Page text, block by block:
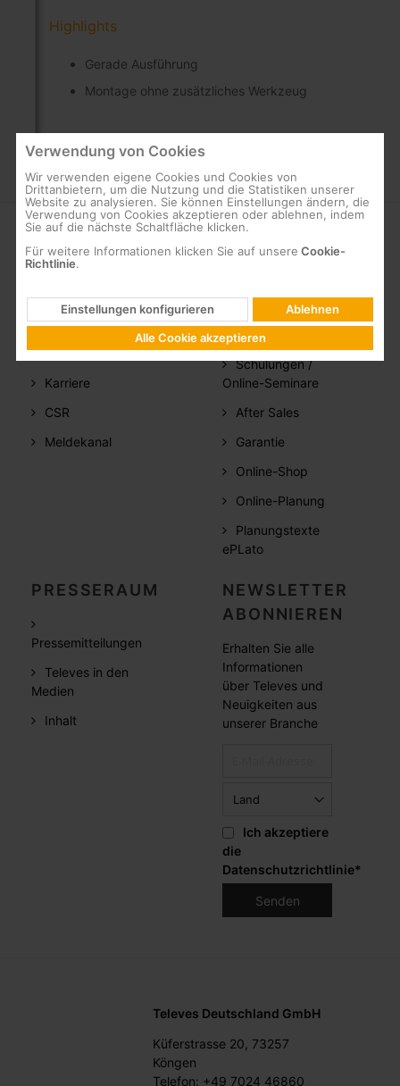
Highlights
Gerade Ausführung
Montage ohne zusätzliches Werkzeug
Vertriebsstandorte
Referenzen
Karriere
CSR
Meldekanal
Dokumentation
Software
Schulungen /
Online-Seminare
After Sales
Garantie
Online-Shop
Online-Planung
Planungstexte
ePLato
PRESSERAUM
Pressemitteilungen
Televes in den
Medien
Inhalt
NEWSLETTER
ABONNIEREN
Erhalten Sie alle
Informationen
über Televes und
Neuigkeiten aus
unserer Branche
Ich akzeptiere
die
Datenschutzrichtlinie*
Televes Deutschland GmbH
Küferstrasse 20, 73257
Köngen
Telefon: +49 7024 46860
Verwendung von Cookies
Wir verwenden eigene Cookies und Cookies von
Drittanbietern, um die Nutzung und die Statistiken unserer
Website zu analysieren. Sie können Einstellungen ändern, die
Verwendung von Cookies akzeptieren oder ablehnen, indem
Sie auf die nächste Schaltfläche klicken.
Für weitere Informationen klicken Sie auf unsere Cookie-
Richtlinie.
Einstellungen konfigurieren
Ablehnen
Alle Cookie akzeptieren